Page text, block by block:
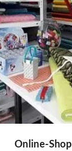
Online-Shop